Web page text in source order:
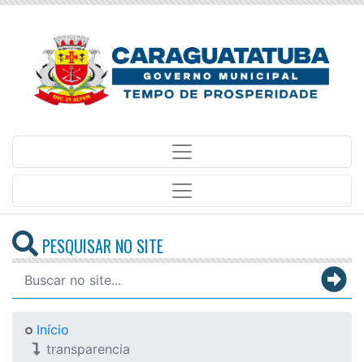
PESQUISAR NO SITE
Início
transparencia